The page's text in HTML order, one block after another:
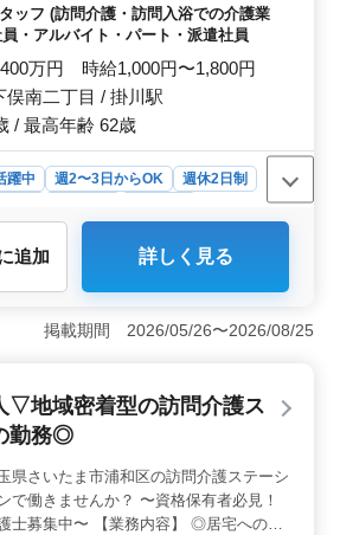
類作成、書類整理 ◎トイレへの移動や
の介助 【備考】 ◎社会保険完備 ◎シ
しております！ まずはお気軽にお問い
せください♪
ッフ (訪問介護・訪問入浴での介護業
・アルバイト・パート・派遣社員
万円 時給1,000円〜1,800円
俣南二丁目 / 掛川駅
/ 最高年齢 62歳
躍中 週2〜3日からOK
週休2日制
介護福祉士・介護スタッフ
方＞ このヘルパーステーションは
し、地域密着型の訪問介護サービス
居宅への訪問介護を主な業務とし、
勤務が可能なシフト制を採用して
、ライフスタイルに合わせた柔軟な
暇もあり、ワークライフバランスを
ています。 ＜経験者歓迎と安定
2級（介護職員初任者研修）以上の
追加 詳しく見る
掲載期間 2026/05/26〜2026/08/25
▽地域密着型の訪問介護ス
勤務◎
県さいたま市浦和区の訪問介護ステーシ
で働きませんか？ 〜資格保有者必見！
士募集中〜 【業務内容】 ◎居宅への訪